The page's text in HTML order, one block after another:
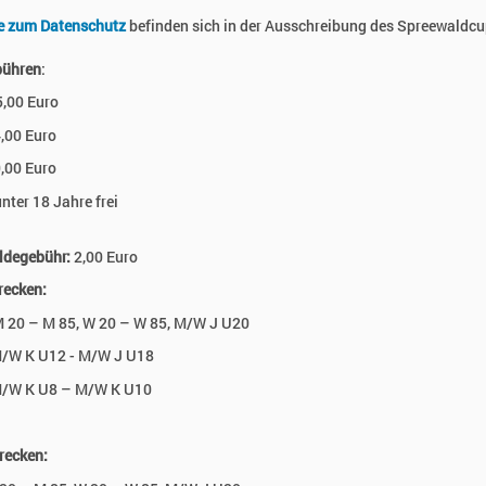
zum Datenschutzbefinden sich in der Ausschreibung des
:
Euro
Euro
Euro
18 Jahre frei
2,00 Euro
20 – M 85, W 20 – W 85, M/W J U20
K U12 - M/W J U18
K U8 – M/W K U10